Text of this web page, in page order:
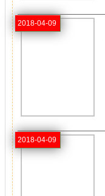
2018-04-09
2018-04-09